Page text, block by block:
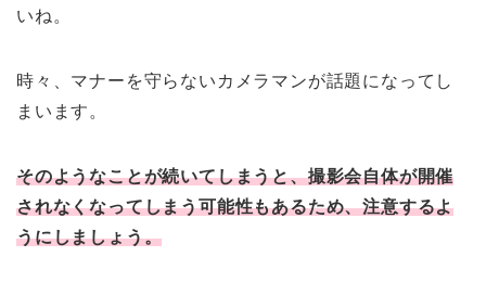
いね。
時々、マナーを守らないカメラマンが話題になってし
まいます。
そのようなことが続いてしまうと、撮影会自体が開催
されなくなってしまう可能性もあるため、注意するよ
うにしましょう。